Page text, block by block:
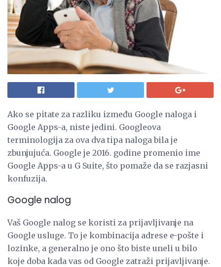
Ako se pitate za razliku između Google naloga i
Google Apps-a, niste jedini. Googleova
terminologija za ova dva tipa naloga bila je
zbunjujuća. Google je 2016. godine promenio ime
Google Apps-a u G Suite, što pomaže da se razjasni
konfuzija.
Google nalog
Vaš Google nalog se koristi za prijavljivanje na
Google usluge. To je kombinacija adrese e-pošte i
lozinke, a generalno je ono što biste uneli u bilo
koje doba kada vas od Google zatraži prijavljivanje.